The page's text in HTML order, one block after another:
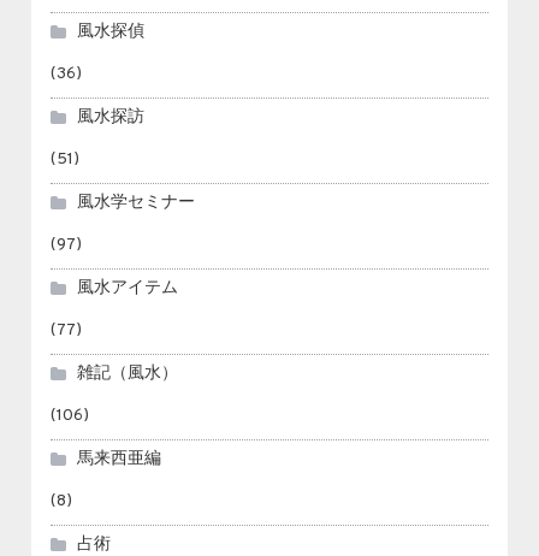
風水探偵
(36)
風水探訪
(51)
風水学セミナー
(97)
風水アイテム
(77)
雑記（風水）
(106)
馬来西亜編
(8)
占術